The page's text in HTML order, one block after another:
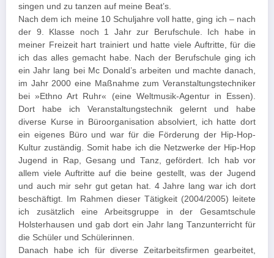
singen und zu tanzen auf meine Beat’s.
Nach dem ich meine 10 Schuljahre voll hatte, ging ich – nach
der 9. Klasse noch 1 Jahr zur Berufschule. Ich habe in
meiner Freizeit hart trainiert und hatte viele Auftritte, für die
ich das alles gemacht habe. Nach der Berufschule ging ich
ein Jahr lang bei Mc Donald’s arbeiten und machte danach,
im Jahr 2000 eine Maßnahme zum Veranstaltungstechniker
bei »Ethno Art Ruhr« (eine Weltmusik-Agentur in Essen).
Dort habe ich Veranstaltungstechnik gelernt und habe
diverse Kurse in Büroorganisation absolviert, ich hatte dort
ein eigenes Büro und war für die Förderung der Hip-Hop-
Kultur zuständig. Somit habe ich die Netzwerke der Hip-Hop
Jugend in Rap, Gesang und Tanz, gefördert. Ich hab vor
allem viele Auftritte auf die beine gestellt, was der Jugend
und auch mir sehr gut getan hat. 4 Jahre lang war ich dort
beschäftigt. Im Rahmen dieser Tätigkeit (2004/2005) leitete
ich zusätzlich eine Arbeitsgruppe in der Gesamtschule
Holsterhausen und gab dort ein Jahr lang Tanzunterricht für
die Schüler und Schülerinnen.
Danach habe ich für diverse Zeitarbeitsfirmen gearbeitet,